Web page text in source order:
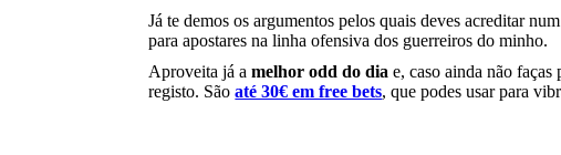
Já te demos os argumentos pelos quais deves acreditar
para apostares na linha ofensiva dos guerreiros do minho.
Aproveita já amelhor odd do dia e, caso ainda não faças
registo. Sãoaté 30€ em free bets, que podes usar para